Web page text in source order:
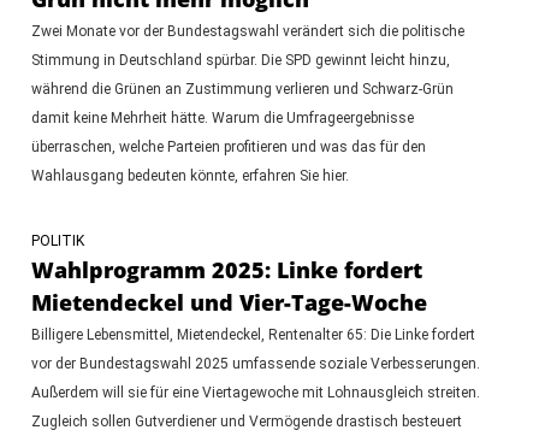
Zwei Monate vor der Bundestagswahl verändert sich die politische
Stimmung in Deutschland spürbar. Die SPD gewinnt leicht hinzu,
während die Grünen an Zustimmung verlieren und Schwarz-Grün
damit keine Mehrheit hätte. Warum die Umfrageergebnisse
überraschen, welche Parteien profitieren und was das für den
Wahlausgang bedeuten könnte, erfahren Sie hier.
POLITIK
Wahlprogramm 2025: Linke fordert
Mietendeckel und Vier-Tage-Woche
Billigere Lebensmittel, Mietendeckel, Rentenalter 65: Die Linke fordert
vor der Bundestagswahl 2025 umfassende soziale Verbesserungen.
Außerdem will sie für eine Viertagewoche mit Lohnausgleich streiten.
Zugleich sollen Gutverdiener und Vermögende drastisch besteuert